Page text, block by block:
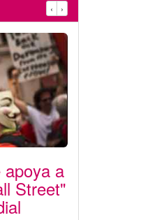
‹ ›
apoya a
Street"